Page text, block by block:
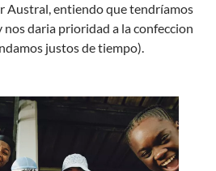
Austral, entiendo que tendríamos
daria prioridad a la confeccion
justos de tiempo).